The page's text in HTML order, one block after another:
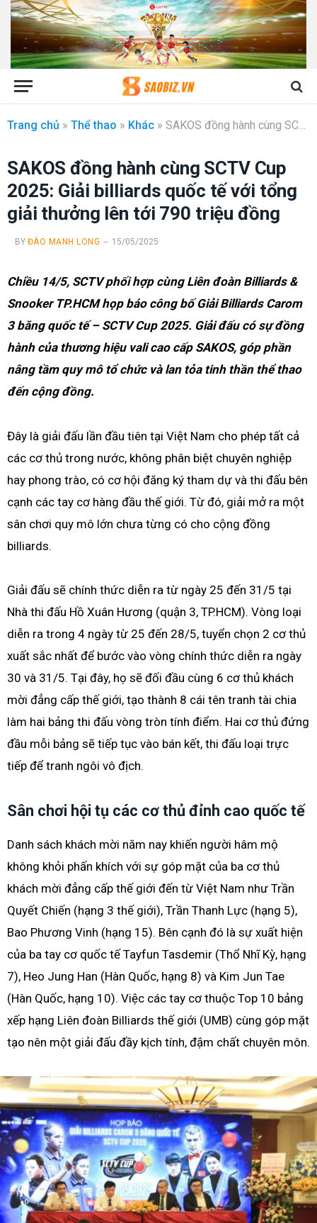
Trang chủ » Thể thao » Khác » SAKOS đồng hành cùng SCTV Cup 2025: Giải billiards quốc tế với tổng giải thưởng lên tới 790 triệu đồng
SAKOS đồng hành cùng SCTV Cup
2025: Giải billiards quốc tế với tổng
giải thưởng lên tới 790 triệu đồng
BY ĐÀO MẠNH LONG 15/05/2025
Chiều 14/5, SCTV phối hợp cùng Liên đoàn Billiards &
Snooker TP.HCM họp báo công bố Giải Billiards Carom
3 băng quốc tế – SCTV Cup 2025. Giải đấu có sự đồng
hành của thương hiệu vali cao cấp SAKOS, góp phần
nâng tầm quy mô tổ chức và lan tỏa tinh thần thể thao
đến cộng đồng.
Đây là giải đấu lần đầu tiên tại Việt Nam cho phép tất cả
các cơ thủ trong nước, không phân biệt chuyên nghiệp
hay phong trào, có cơ hội đăng ký tham dự và thi đấu bên
cạnh các tay cơ hàng đầu thế giới. Từ đó, giải mở ra một
sân chơi quy mô lớn chưa từng có cho cộng đồng
billiards.
Giải đấu sẽ chính thức diễn ra từ ngày 25 đến 31/5 tại
Nhà thi đấu Hồ Xuân Hương (quận 3, TP.HCM). Vòng loại
diễn ra trong 4 ngày từ 25 đến 28/5, tuyển chọn 2 cơ thủ
xuất sắc nhất để bước vào vòng chính thức diễn ra ngày
30 và 31/5. Tại đây, họ sẽ đối đầu cùng 6 cơ thủ khách
mời đẳng cấp thế giới, tạo thành 8 cái tên tranh tài chia
làm hai bảng thi đấu vòng tròn tính điểm. Hai cơ thủ đứng
đầu mỗi bảng sẽ tiếp tục vào bán kết, thi đấu loại trực
tiếp để tranh ngôi vô địch.
Sân chơi hội tụ các cơ thủ đỉnh cao quốc tế
Danh sách khách mời năm nay khiến người hâm mộ
không khỏi phấn khích với sự góp mặt của ba cơ thủ
khách mời đẳng cấp thế giới đến từ Việt Nam như Trần
Quyết Chiến (hạng 3 thế giới), Trần Thanh Lực (hạng 5),
Bao Phương Vinh (hạng 15). Bên cạnh đó là sự xuất hiện
của ba tay cơ quốc tế Tayfun Tasdemir (Thổ Nhĩ Kỳ, hạng
7), Heo Jung Han (Hàn Quốc, hạng 8) và Kim Jun Tae
(Hàn Quốc, hạng 10). Việc các tay cơ thuộc Top 10 bảng
xếp hạng Liên đoàn Billiards thế giới (UMB) cùng góp mặt
tạo nên một giải đấu đầy kịch tính, đậm chất chuyên môn.